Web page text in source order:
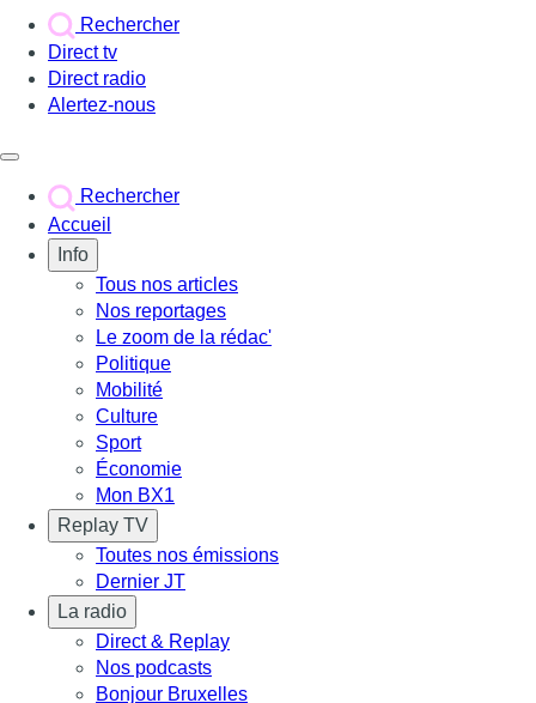
Rechercher
Direct tv
Direct radio
Alertez-nous
Rechercher
Accueil
Info
Tous nos articles
Nos reportages
Le zoom de la rédac'
Politique
Mobilité
Culture
Sport
Économie
Mon BX1
Replay TV
Toutes nos émissions
Dernier JT
La radio
Direct & Replay
Nos podcasts
Bonjour Bruxelles